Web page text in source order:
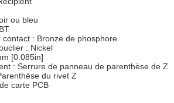
ou bleu
: Bronze de phosphore
: Nickel
[0.085in]
: Serrure de panneau de parenthèse de Z
du rivet Z
carte PCB